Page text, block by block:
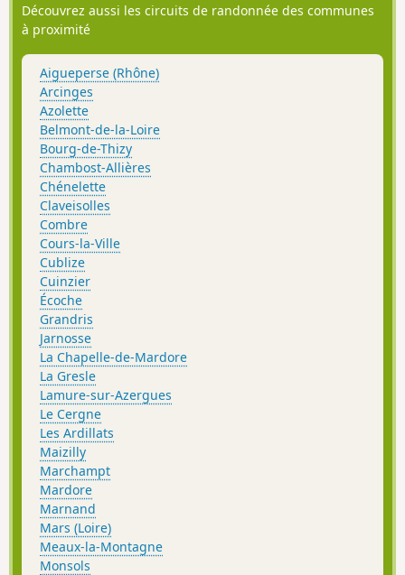
Découvrez aussi les circuits de randonnée des communes
à proximité
Aigueperse (Rhône)
Arcinges
Azolette
Belmont-de-la-Loire
Bourg-de-Thizy
Chambost-Allières
Chénelette
Claveisolles
Combre
Cours-la-Ville
Cublize
Cuinzier
Écoche
Grandris
Jarnosse
La Chapelle-de-Mardore
La Gresle
Lamure-sur-Azergues
Le Cergne
Les Ardillats
Maizilly
Marchampt
Mardore
Marnand
Mars (Loire)
Meaux-la-Montagne
Monsols